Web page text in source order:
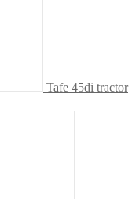
Tafe 45di tractor